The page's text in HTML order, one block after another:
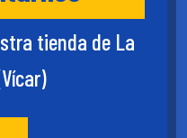
tienda de La